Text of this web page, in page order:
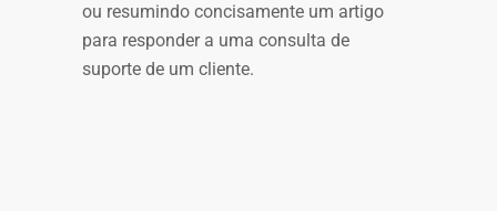
ou resumindo concisamente um artigo
para responder a uma consulta de
suporte de um cliente.